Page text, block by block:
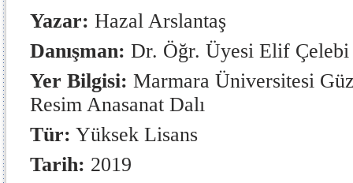
Yazar: Hazal Arslantaş
Danışman: Dr. Öğr. Üyesi Elif Çelebi
Yer Bilgisi: Marmara Üniversitesi
Resim Anasanat Dalı
Tür: Yüksek Lisans
Tarih: 2019